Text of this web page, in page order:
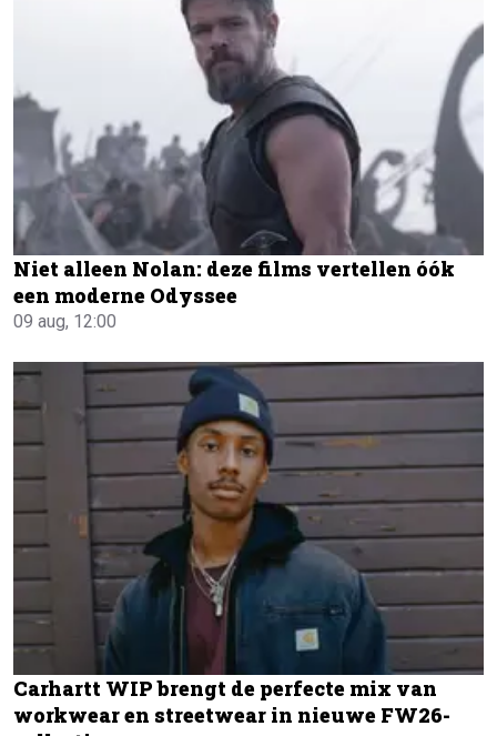
Niet alleen Nolan: deze films vertellen óók
een moderne Odyssee
09 aug, 12:00
Carhartt WIP brengt de perfecte mix van
workwear en streetwear in nieuwe FW26-